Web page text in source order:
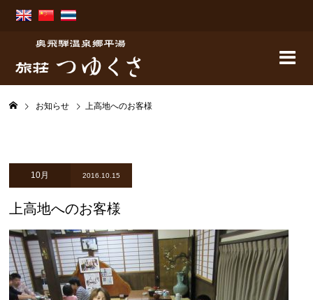
お知らせ 上高地へのお客様
10月 2016.10.15
上高地へのお客様